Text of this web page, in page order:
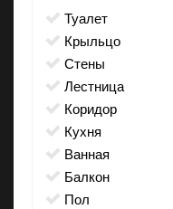
туалет
крыльцо
стены
лестница
коридор
кухня
ванная
балкон
пол